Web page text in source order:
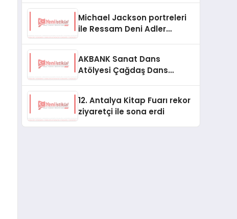
Michael Jackson portreleri
ile Ressam Deni Adler
AKBANK Sanat Dans
Atölyesi Çağdaş Dans
12. Antalya Kitap Fuarı rekor
ziyaretçi ile sona erdi